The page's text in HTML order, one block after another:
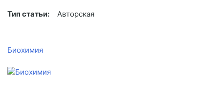
Тип статьи: Авторская
Биохимия